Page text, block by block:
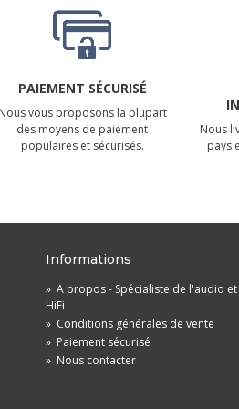
PAIEMENT SÉCURISÉ
Nous vous proposons la plupart
des moyens de paiement
populaires et sécurisés.
Nous
pays
Informations
» A propos - Spécialiste de l'audio et
HiFi
» Conditions générales de vente
» Paiement sécurisé
» Nous contacter